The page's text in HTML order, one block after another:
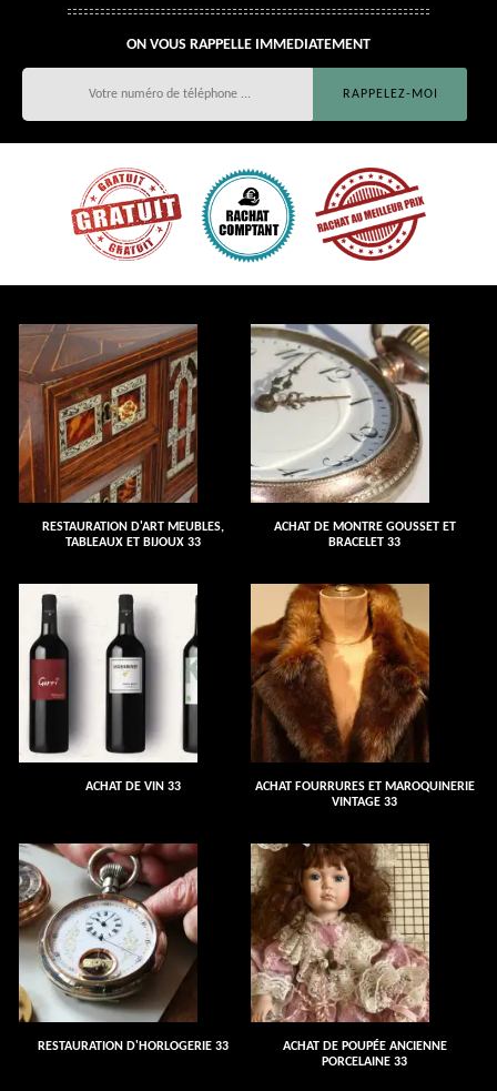
ON VOUS RAPPELLE IMMEDIATEMENT
RESTAURATION D'ART MEUBLES,
TABLEAUX ET BIJOUX 33
ACHAT DE MONTRE GOUSSET ET
BRACELET 33
ACHAT DE VIN 33
ACHAT FOURRURES ET MAROQUINERIE
VINTAGE 33
RESTAURATION D'HORLOGERIE 33
ACHAT DE POUPÉE ANCIENNE
PORCELAINE 33